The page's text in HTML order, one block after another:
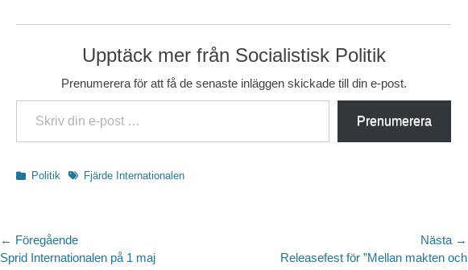
Upptäck mer från Socialistisk Politik
Prenumerera för att få de senaste inläggen skickade till din e-post.
Skriv din e-post …
Prenumerera
Kategorier
Politik Etiketter
Fjärde Internationalen
Inläggsnavigering
← Föregående
Föregående
Sprid Internationalen på 1 maj
Nästa →
Releasefest för ”Mellan makten och